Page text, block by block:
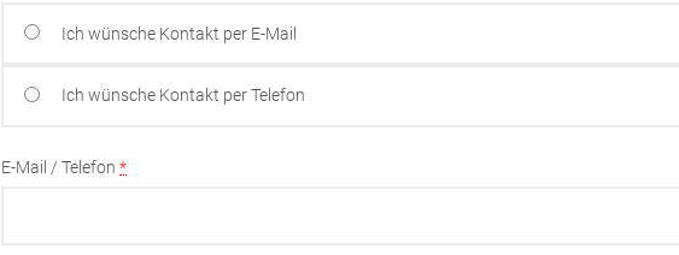
Ich wünsche Kontakt per E-Mail
Ich wünsche Kontakt per Telefon
E-Mail / Telefon*